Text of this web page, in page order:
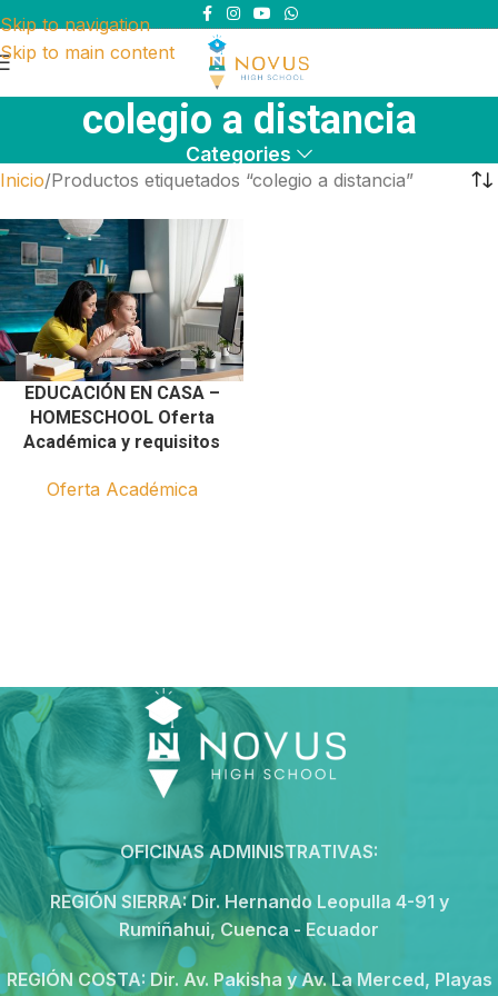
Skip to navigation
Skip to main content
colegio a distancia
Categories
Inicio Productos etiquetados “colegio a distancia”
EDUCACIÓN EN CASA –
HOMESCHOOL Oferta
Académica y requisitos
Oferta Académica
OFICINAS ADMINISTRATIVAS:
REGIÓN SIERRA:Dir. Hernando Leopulla 4-91 y
Rumiñahui, Cuenca - Ecuador
REGIÓN COSTA: Dir. Av. Pakisha y Av. La Merced, Playas